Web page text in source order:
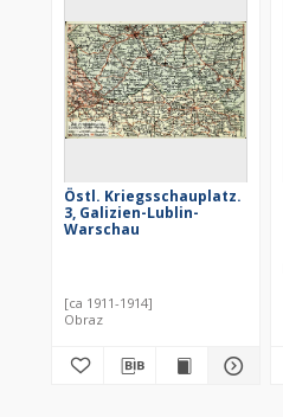
Östl. Kriegsschauplatz.
3, Galizien-Lublin-
Warschau
[ca 1911-1914]
Obraz